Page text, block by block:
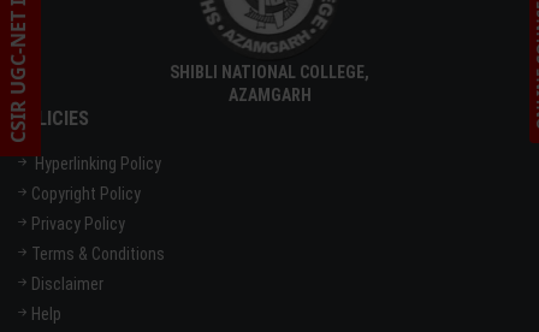
SHIBLI NATIONAL COLLEGE,
AZAMGARH
POLICIES
Hyperlinking Policy
Copyright Policy
Privacy Policy
Terms & Conditions
Disclaimer
Help